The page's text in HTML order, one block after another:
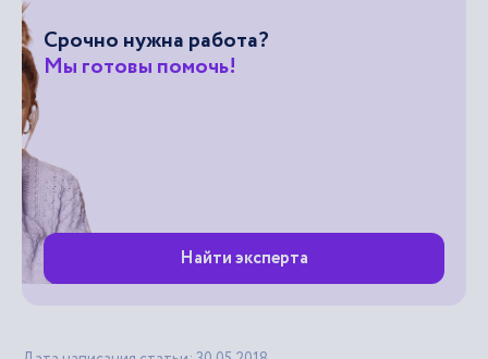
Срочно нужна работа?
Мы готовы помочь!
Найти эксперта